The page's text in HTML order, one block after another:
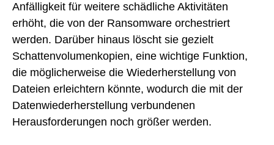
Anfälligkeit für weitere schädliche Aktivitäten
erhöht, die von der Ransomware orchestriert
werden. Darüber hinaus löscht sie gezielt
Schattenvolumenkopien, eine wichtige Funktion,
die möglicherweise die Wiederherstellung von
Dateien erleichtern könnte, wodurch die mit der
Datenwiederherstellung verbundenen
Herausforderungen noch größer werden.